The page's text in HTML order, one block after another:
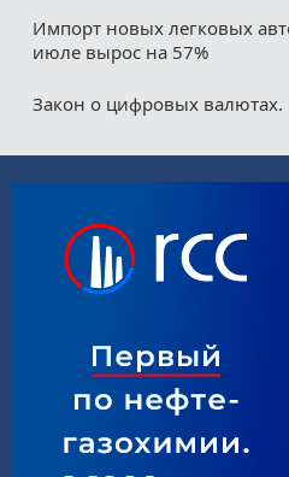
Импорт новых легковых
июле вырос на 57%
Закон о цифровых валютах.